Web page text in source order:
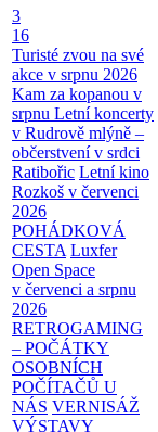
3
16
Turisté zvou na své
akce v srpnu 2026
Kam za kopanou v
srpnu Letní koncerty
v Rudrově mlýně –
občerstvení v srdci
Ratibořic Letní kino
Rozkoš v červenci
2026
POHÁDKOVÁ
CESTA Luxfer
Open Space
v červenci a srpnu
2026
RETROGAMING
– POČÁTKY
OSOBNÍCH
POČÍTAČŮ U
NÁS VERNISÁŽ
VÝSTAVY